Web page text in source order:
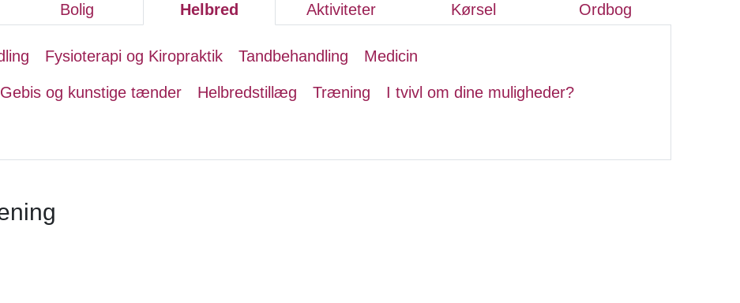
Bolig Helbred Aktiviteter Kørsel Ordbog
Fysioterapi og Kiropraktik Tandbehandling Medicin
Gebis og kunstige tænder Helbredstillæg Træning I tvivl om dine muligheder?